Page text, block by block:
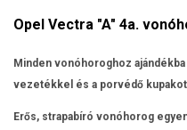
Opel Vectra "A" 4a.
Minden vonóhoroghoz
vezetékkel és a porvédő
Erős, strapabíró vonóhorog